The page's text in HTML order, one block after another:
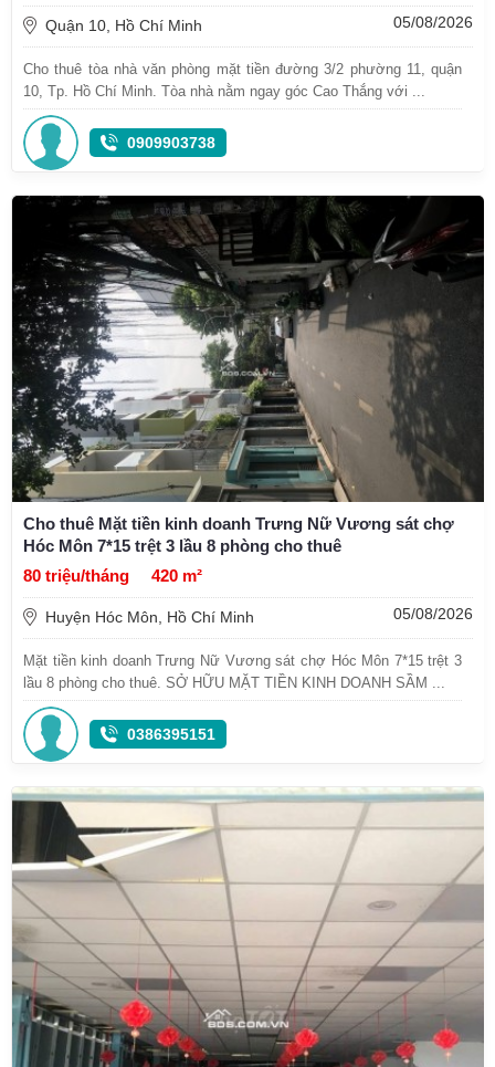
Quận 10, Hồ Chí Minh 05/08/2026
Cho thuê tòa nhà văn phòng mặt tiền đường 3/2 phường 11, quận
10, Tp. Hồ Chí Minh. Tòa nhà nằm ngay góc Cao Thắng với ...
0909903738
Cho thuê Mặt tiền kinh doanh Trưng Nữ Vương sát chợ
Hóc Môn 7*15 trệt 3 lầu 8 phòng cho thuê
80 triệu/tháng
420 m²
Huyện Hóc Môn, Hồ Chí Minh 05/08/2026
Mặt tiền kinh doanh Trưng Nữ Vương sát chợ Hóc Môn 7*15 trệt 3
lầu 8 phòng cho thuê. SỞ HỮU MẶT TIỀN KINH DOANH SẦM ...
0386395151